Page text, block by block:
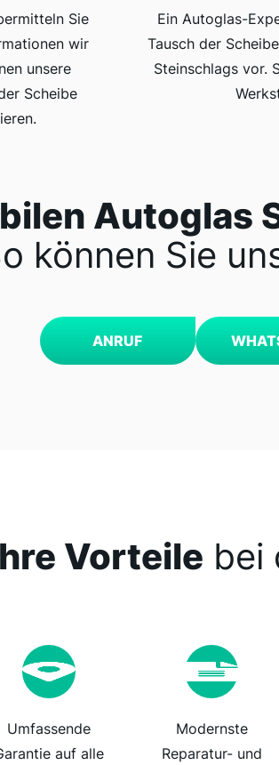
Sie
wir
unsere
Scheibe
Ein Autoglas-
Tausch der
Steinschlags vor.
Autoglas
können Sie
ANRUF
Vorteile bei
Umfassende
auf alle
Modernste
Reparatur- und